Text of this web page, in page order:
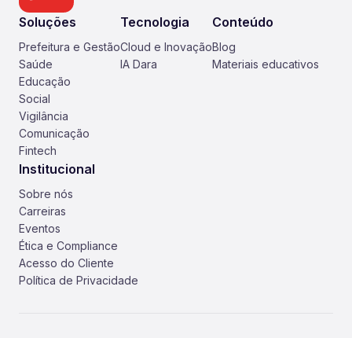
Soluções
Prefeitura e Gestão
Saúde
Educação
Social
Vigilância
Comunicação
Fintech
Tecnologia
Cloud e Inovação
IA Dara
Conteúdo
Blog
Materiais educativos
Institucional
Sobre nós
Carreiras
Eventos
Ética e Compliance
Acesso do Cliente
Política de Privacidade